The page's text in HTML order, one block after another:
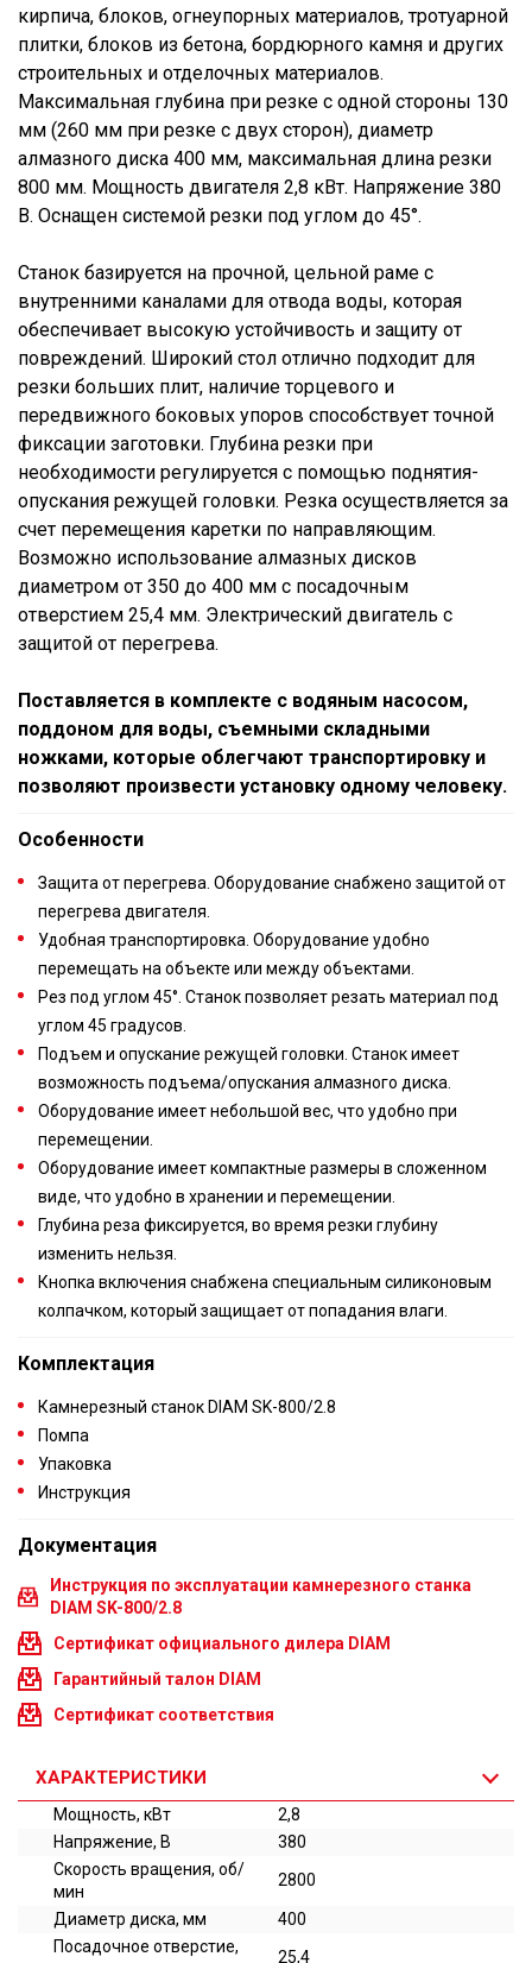
кирпича, блоков, огнеупорных материалов, тротуарной
плитки, блоков из бетона, бордюрного камня и других
строительных и отделочных материалов.
Максимальная глубина при резке с одной стороны 130
мм (260 мм при резке с двух сторон), диаметр
алмазного диска 400 мм, максимальная длина резки
800 мм. Мощность двигателя 2,8 кВт. Напряжение 380
В. Оснащен системой резки под углом до 45°.
Станок базируется на прочной, цельной раме с
внутренними каналами для отвода воды, которая
обеспечивает высокую устойчивость и защиту от
повреждений. Широкий стол отлично подходит для
резки больших плит, наличие торцевого и
передвижного боковых упоров способствует точной
фиксации заготовки. Глубина резки при
необходимости регулируется с помощью поднятия-
опускания режущей головки. Резка осуществляется за
счет перемещения каретки по направляющим.
Возможно использование алмазных дисков
диаметром от 350 до 400 мм с посадочным
отверстием 25,4 мм. Электрический двигатель с
защитой от перегрева.
Поставляется в комплекте с водяным насосом,
поддоном для воды, съемными складными
ножками, которые облегчают транспортировку и
позволяют произвести установку одному человеку.
Особенности
Защита от перегрева. Оборудование снабжено защитой от
перегрева двигателя.
Удобная транспортировка. Оборудование удобно
перемещать на объекте или между объектами.
Рез под углом 45°. Станок позволяет резать материал под
углом 45 градусов.
Подъем и опускание режущей головки. Станок имеет
возможность подъема/опускания алмазного диска.
Оборудование имеет небольшой вес, что удобно при
перемещении.
Оборудование имеет компактные размеры в сложенном
виде, что удобно в хранении и перемещении.
Глубина реза фиксируется, во время резки глубину
изменить нельзя.
Кнопка включения снабжена специальным силиконовым
колпачком, который защищает от попадания влаги.
Комплектация
Камнерезный станок DIAM SK-800/2.8
Помпа
Упаковка
Инструкция
Документация
Инструкция по эксплуатации камнерезного станка
DIAM SK-800/2.8
Сертификат официального дилера DIAM
Гарантийный талон DIAM
Сертификат соответствия
ХАРАКТЕРИСТИКИ
Мощность, кВт
2,8
Напряжение, В
380
Скорость вращения, об/
мин
2800
Диаметр диска, мм
400
Посадочное отверстие,
25,4